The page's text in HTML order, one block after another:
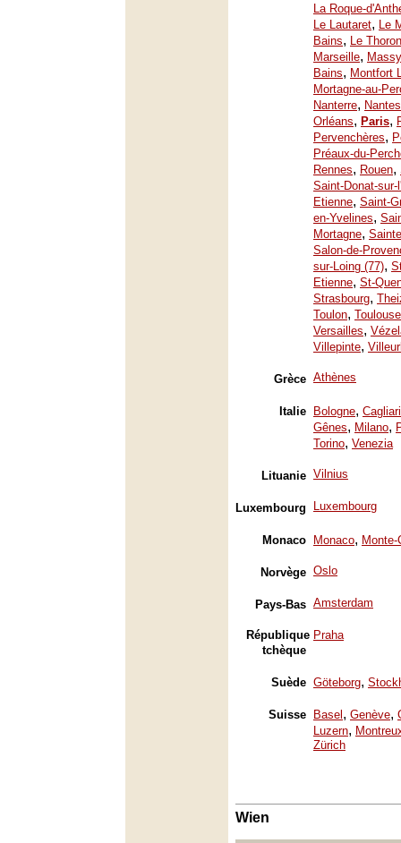
La Roque-
Le Lautaret, Le
Bains, Le
Marseille, Massy
Bains, Montfort
Mortagne-au-
Nanterre, Nantes
Orléans, Paris,
Pervenchères,
Préaux-du-
Rennes, Rouen,
Saint-Donat-sur-
Etienne, Saint-
en-Yvelines,
Mortagne,
Salon-de-
sur-Loing (77),
Etienne, St-
Strasbourg,
Toulon, Toulouse
Versailles,
Villepinte,
Grèce Athènes
Italie Bologne, Cagliari
Gênes, Milano,
Torino, Venezia
Lituanie Vilnius
Luxembourg Luxembourg
Monaco Monaco, Monte-
Norvège Oslo
Pays-Bas Amsterdam
République
tchèque
Praha
Suède Göteborg,
Suisse Basel , Genève,
Luzern,
Zürich
Wien